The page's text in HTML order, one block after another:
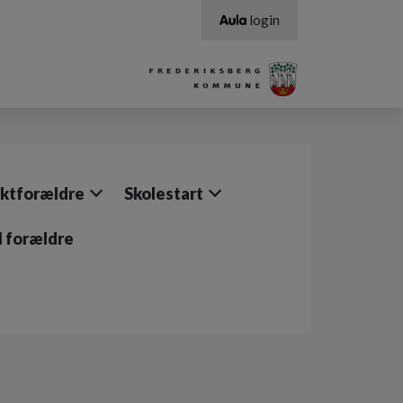
login
Skolestart
forældre